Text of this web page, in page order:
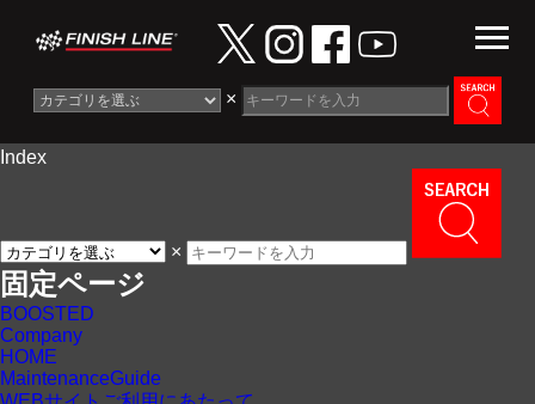
×
Information
Maintenance Guide
Contact
Index
×
固定ページ
BOOSTED
Company
HOME
MaintenanceGuide